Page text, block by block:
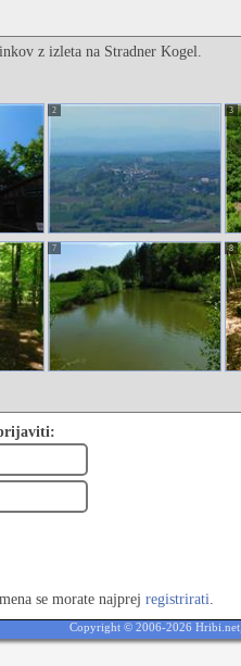
z izleta na Stradner Kogel.
2 3
7 8
se morate najprej registrirati.
Copyright © 2006-2026 Hribi.net,